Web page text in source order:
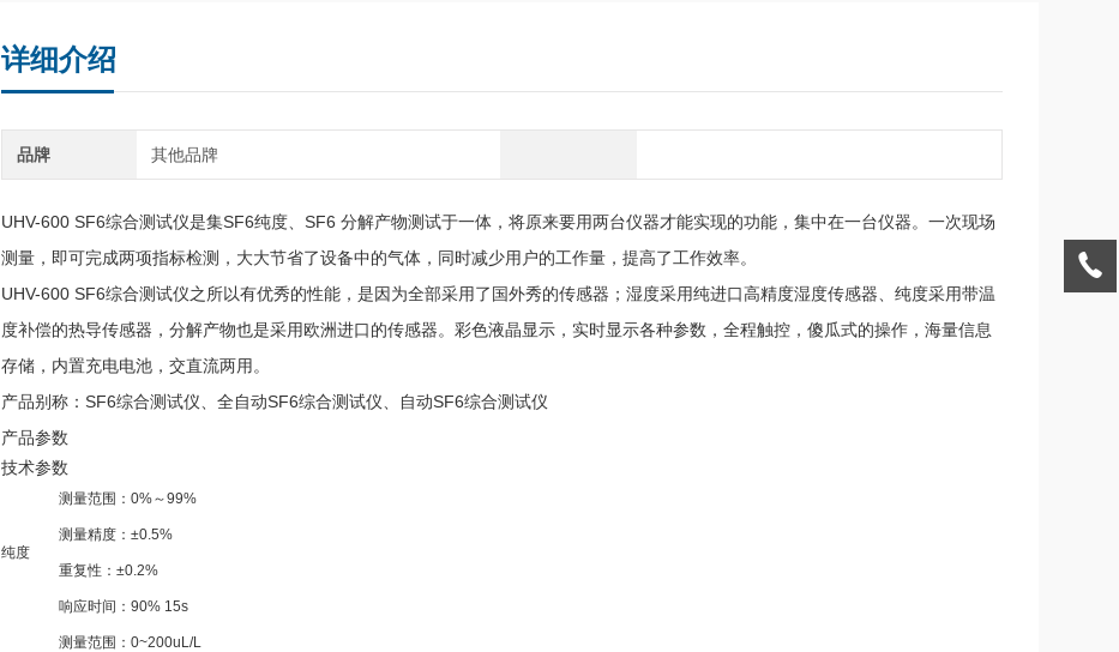
详细介绍
品牌 其他品牌
UHV-600 SF6综合测试仪是集SF6纯度、SF6 分解产物测试于一体，将原来要用两台仪器才能实现的功能，集中在一台仪器。一次现场
测量，即可完成两项指标检测，大大节省了设备中的气体，同时减少用户的工作量，提高了工作效率。
UHV-600 SF6综合测试仪之所以有优秀的性能，是因为全部采用了国外秀的传感器；湿度采用纯进口高精度湿度传感器、纯度采用带温
度补偿的热导传感器，分解产物也是采用欧洲进口的传感器。彩色液晶显示，实时显示各种参数，全程触控，傻瓜式的操作，海量信息
存储，内置充电电池，交直流两用。
产品别称：SF6综合测试仪、全自动SF6综合测试仪、自动SF6综合测试仪
产品参数
技术参数
纯度
测量范围：0%～99%
测量精度：±0.5%
重复性：±0.2%
响应时间：90% 15s
测量范围：0~200uL/L